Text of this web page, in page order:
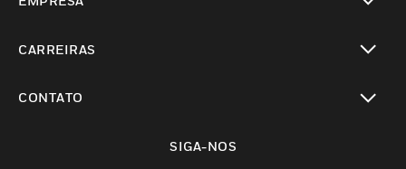
CARREIRAS
CONTATO
SIGA-NOS